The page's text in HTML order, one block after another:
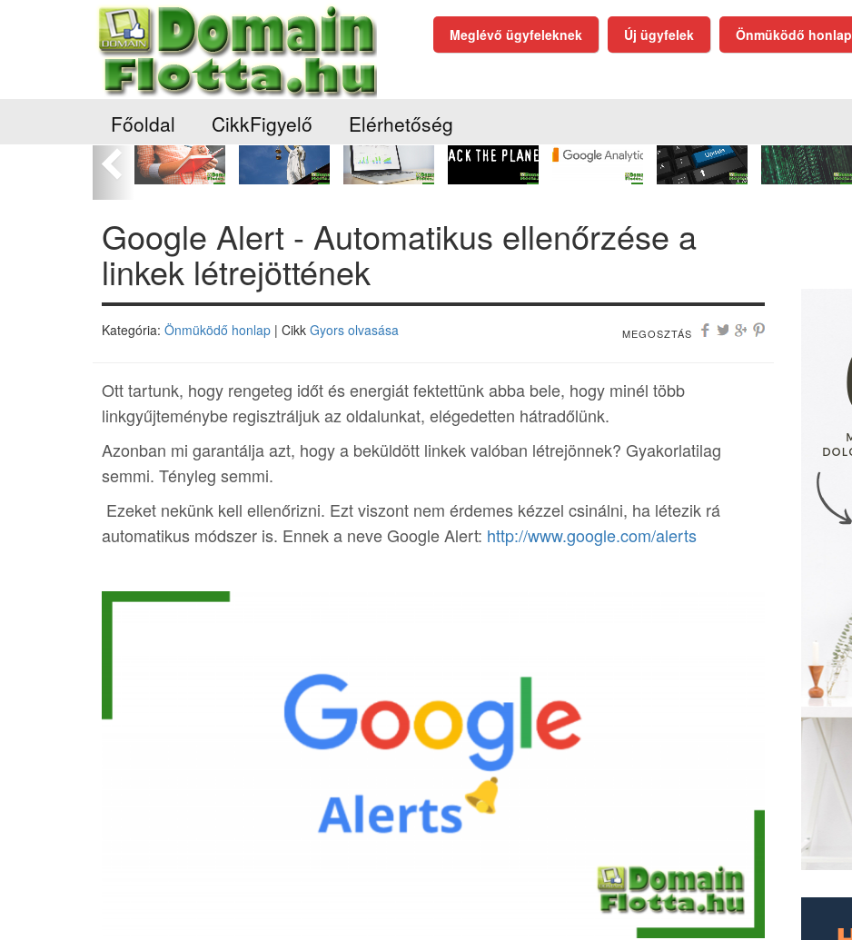
Meglévő ügyfeleknek Új ügyfelek Önmüködő honlap
Főoldal CikkFigyelő Elérhetőség
Előző
Google Alert - Automatikus ellenőrzése a
linkek létrejöttének
Kategória: Önmüködő honlap | Cikk Gyors olvasása MEGOSZTÁS
Ott tartunk, hogy rengeteg időt és energiát fektettünk abba bele, hogy minél több
linkgyűjteménybe regisztráljuk az oldalunkat, elégedetten hátradőlünk.
Azonban mi garantálja azt, hogy a beküldött linkek valóban létrejönnek? Gyakorlatilag
semmi. Tényleg semmi.
Ezeket nekünk kell ellenőrizni. Ezt viszont nem érdemes kézzel csinálni, ha létezik rá
automatikus módszer is. Ennek a neve Google Alert: http://www.google.com/alerts